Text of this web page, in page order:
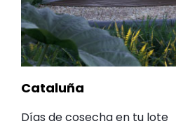
Cataluña
Días de cosecha en tu lote